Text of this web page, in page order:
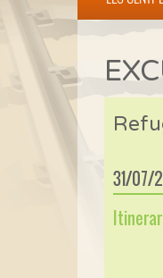
31/07/